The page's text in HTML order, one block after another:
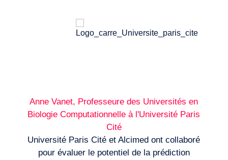
Anne Vanet, Professeure des Universités en
Biologie Computationnelle à l'Université Paris
Cité
Université Paris Cité et Alcimed ont collaboré
pour évaluer le potentiel de la prédiction